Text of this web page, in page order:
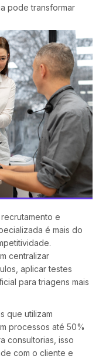
pode transformar
e
é mais do
centralizar
aplicar testes
para triagens mais
que utilizam
processos até 50%
consultorias, isso
com o cliente e